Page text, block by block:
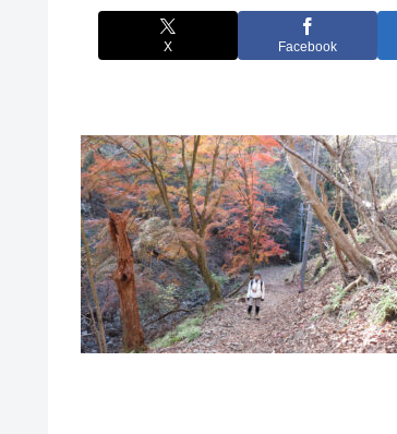
X Facebook